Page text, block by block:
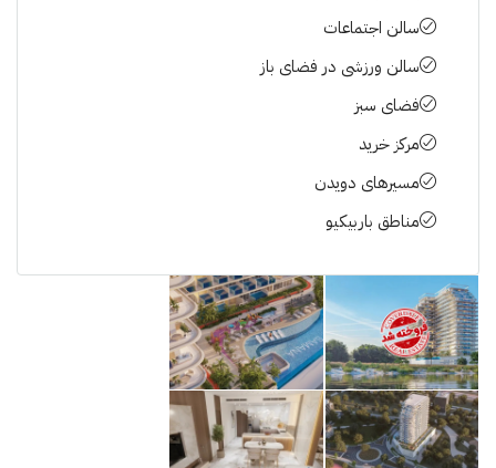
سالن اجتماعات
سالن ورزشی در فضای باز
فضای سبز
مرکز خرید
مسیرهای دویدن
مناطق باربیکیو